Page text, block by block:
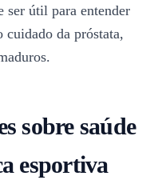
ser útil para entender
da próstata,
sobre saúde
esportiva